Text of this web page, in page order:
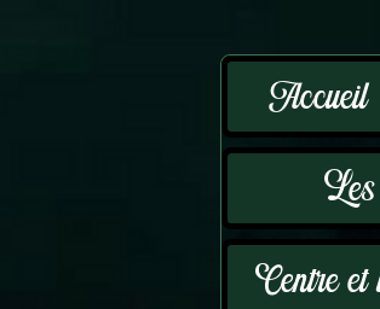
Accueil
Les
Centre